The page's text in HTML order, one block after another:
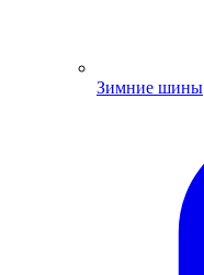
Зимние шины